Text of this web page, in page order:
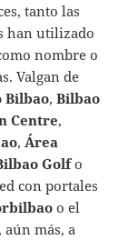
tanto las
han utilizado
nombre o
Valgan de
Bilbao, Bilbao
Centre,
, Área
Golfo
con portales
o el
aún más, a